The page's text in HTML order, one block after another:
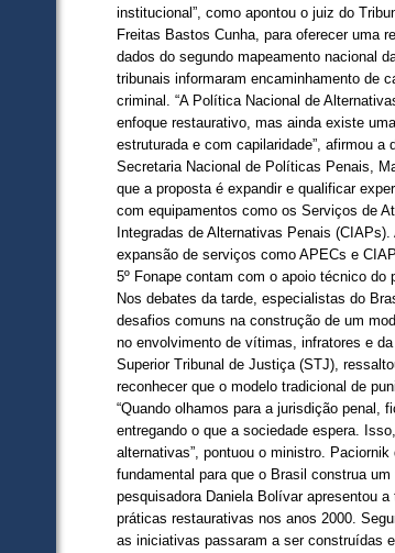
institucional”, como apontou o juiz do
Freitas Bastos Cunha, para oferecer uma
dados do segundo mapeamento nacional
tribunais informaram encaminhamento de
criminal. “A Política Nacional de
enfoque restaurativo, mas ainda existe
estruturada e com capilaridade”, afirmou
Secretaria Nacional de Políticas Penais,
que a proposta é expandir e qualificar
com equipamentos como os Serviços de
Integradas de Alternativas Penais
expansão de serviços como APECs e
5º Fonape contam com o apoio técnico
Nos debates da tarde, especialistas do
desafios comuns na construção de um
no envolvimento de vítimas, infratores e
Superior Tribunal de Justiça (STJ),
reconhecer que o modelo tradicional de
“Quando olhamos para a jurisdição penal,
entregando o que a sociedade espera.
alternativas”, pontuou o ministro.
fundamental para que o Brasil construa
pesquisadora Daniela Bolívar apresentou
práticas restaurativas nos anos 2000.
as iniciativas passaram a ser construídas